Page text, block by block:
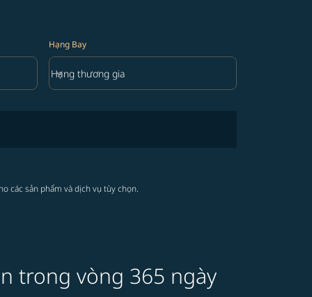
Hạng Bay
Hạng Bay option Hạng thương gia Selected
Hạng thương gia
keyboard_arrow_down
các sản phẩm và dịch vụ tùy chọn.
trong vòng 365 ngày